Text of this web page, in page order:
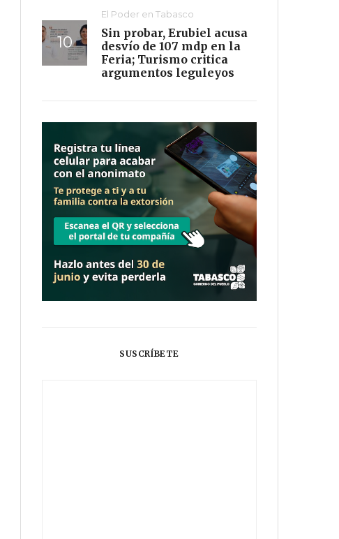
El Poder en Tabasco
Sin probar, Erubiel acusa
desvío de 107 mdp en la
Feria; Turismo critica
argumentos leguleyos
SUSCRÍBETE